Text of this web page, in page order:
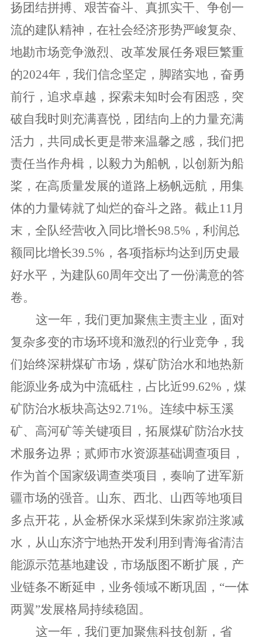
扬团结拼搏、艰苦奋斗、真抓实干、争创一
流的建队精神，在社会经济形势严峻复杂、
地勘市场竞争激烈、改革发展任务艰巨繁重
的2024年， 我们信念坚定，脚踏实地，奋勇
前行，追求卓越，探索未知时会有困惑，突
破自我时则充满喜悦，团结向上的力量充满
活力，共同成长更是带来温馨之感，我们把
责任当作舟楫，以毅力为船帆，以创新为船
桨，在高质量发展的道路上杨帆远航，用集
体的力量铸就了灿烂的奋斗之路。 截止11月
末，全队经营收入同比增长98.5%，利润总
额同比增长39.5%，各项指标均达到历史最
好水平，为建队60周年交出了一份满意的答
卷。
这一年，我们更加聚焦主责主业 ，面对
复杂多变的市场环境和激烈的行业竞争，我
们始终深耕煤矿市场，煤矿防治水和地热新
能源业务成为中流砥柱，占比近99.62%，煤
矿防治水板块高达92.71%。连续中标玉溪
矿、高河矿等关键项目，拓展煤矿防治水技
术服务边界；贰师市水资源基础调查项目，
作为首个国家级调查类项目，奏响了进军新
疆市场的强音。山东、西北、山西等地项目
多点开花，从金桥保水采煤到朱家峁注浆减
水，从山东济宁地热开发利用到青海省清洁
能源示范基地建设，市场版图不断扩展，产
业链条不断延申，业务领域不断巩固，“一体
两翼”发展格局持续稳固。
这一年，我们更加聚焦科技创新 ，省